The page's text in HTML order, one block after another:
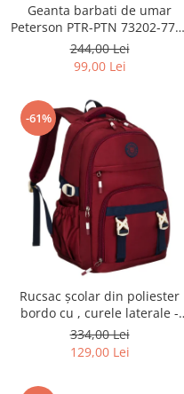
Geanta barbati de umar
Peterson PTR-PTN 73202-7738
BL
244,00 Lei
99,00 Lei
-61%
Rucsac școlar din poliester
bordo cu , curele laterale -
Peterson PTR-PTN 8594-1402
BORDO
334,00 Lei
129,00 Lei